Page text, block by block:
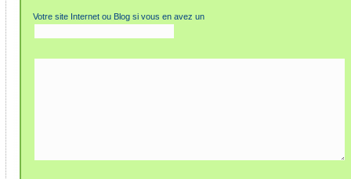
Votre site Internet ou Blog si vous en avez un